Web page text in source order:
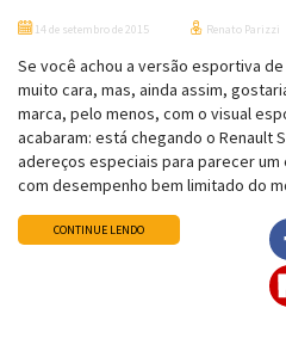
14 de setembro de 2015 Renato Parizzi
Se você achou a versão esportiva
muito cara, mas, ainda assim,
marca, pelo menos, com o visual
acabaram: está chegando o Renault
adereços especiais para parecer
com desempenho bem limitado do
CONTINUE LENDO